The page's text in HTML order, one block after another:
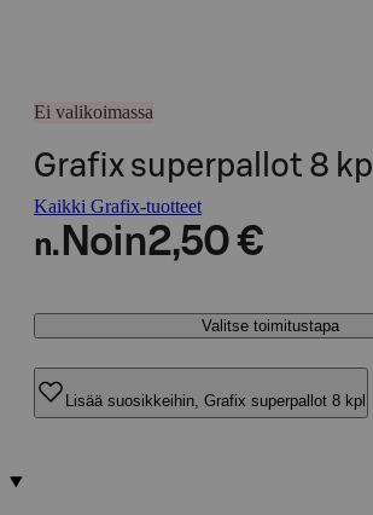
Ei valikoimassa
Grafix superpallot 8 kpl
Kaikki Grafix-tuotteet
n. Noin2,50 €
Valitse toimitustapa
Lisää suosikkeihin, Grafix superpallot 8 kpl